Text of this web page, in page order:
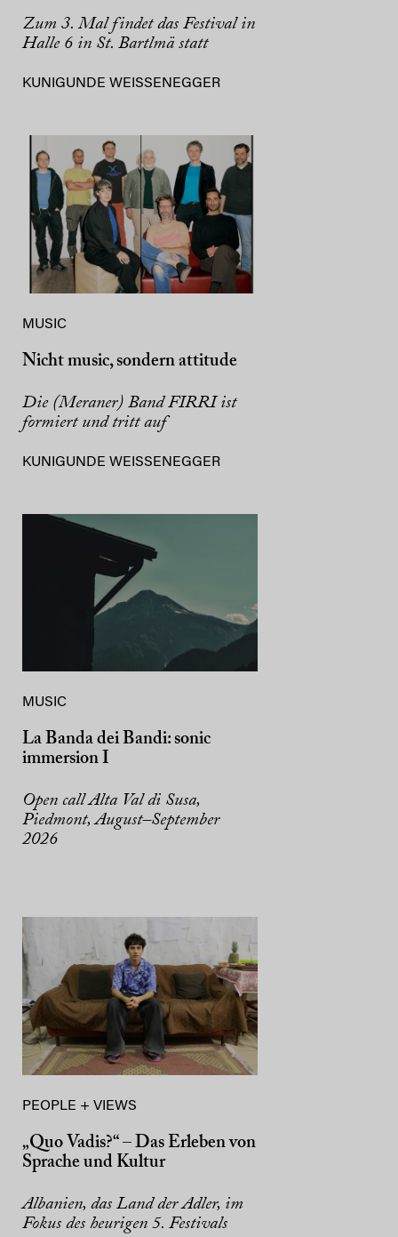
Zum 3. Mal findet das Festival in
Halle 6 in St. Bartlmä statt
KUNIGUNDE WEISSENEGGER
MUSIC
Nicht music, sondern attitude
Die (Meraner) Band FIRRI ist
formiert und tritt auf
KUNIGUNDE WEISSENEGGER
MUSIC
La Banda dei Bandi: sonic
immersion I
Open call Alta Val di Susa,
Piedmont, August–September
2026
PEOPLE + VIEWS
„Quo Vadis?“ – Das Erleben von
Sprache und Kultur
Albanien, das Land der Adler, im
Fokus des heurigen 5. Festivals